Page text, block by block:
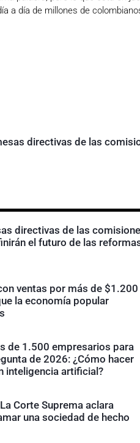
a día de millones de
directivas de las
directivas de las
el futuro de las
ventas por más de $1.200
la economía popular
de 1.500 empresarios para
de 2026: ¿Cómo hacer
inteligencia artificial?
Corte Suprema aclara
una sociedad de hecho